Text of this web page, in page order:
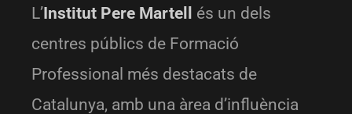
L’Institut Pere Martell
és un dels
centres públics de Formació
Professional més destacats de
Catalunya, amb una àrea d’influència